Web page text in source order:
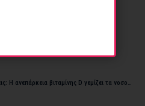
D γεμίζει τα νοσοκομεία – Πώς να αυξήσουμε την πρόσληψή της